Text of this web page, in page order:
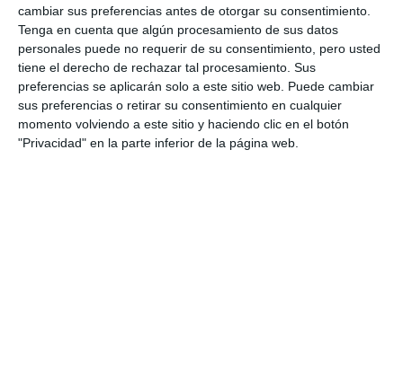
cambiar sus preferencias antes de otorgar su consentimiento.
Tenga en cuenta que algún procesamiento de sus datos
personales puede no requerir de su consentimiento, pero usted
tiene el derecho de rechazar tal procesamiento. Sus
preferencias se aplicarán solo a este sitio web. Puede cambiar
sus preferencias o retirar su consentimiento en cualquier
momento volviendo a este sitio y haciendo clic en el botón
"Privacidad" en la parte inferior de la página web.
ACTUALIDAD
Juanma Moreno inaugurates the expansion
of the Marbella desalination plant to 20 hm3
ACTUALIDAD
Juanma Moreno inaugurates